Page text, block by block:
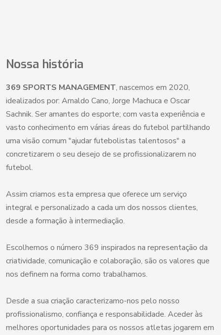
Nossa história
369 SPORTS MANAGEMENT, nascemos em 2020,
idealizados por: Arnaldo Cano, Jorge Machuca e Oscar
Sachnik. Ser amantes do esporte; com vasta experiência e
vasto conhecimento em várias áreas do futebol partilhando
uma visão comum "ajudar futebolistas talentosos" a
concretizarem o seu desejo de se profissionalizarem no
futebol.
Assim criamos esta empresa que oferece um serviço
integral e personalizado a cada um dos nossos clientes,
desde a formação à intermediação.
Escolhemos o número 369 inspirados na representação da
criatividade, comunicação e colaboração, são os valores que
nos definem na forma como trabalhamos.
Desde a sua criação caracterizamo-nos pelo nosso
profissionalismo, confiança e responsabilidade. Aceder às
melhores oportunidades para os nossos atletas jogarem em